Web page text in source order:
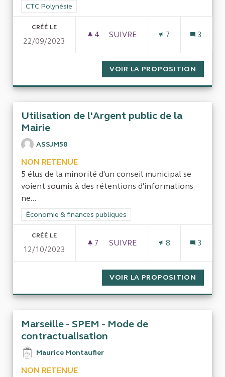
Filtrer les résultats de la catégorie : CTC Polynésie
CTC Polynésie
CRÉÉ LE
22/09/2023
4 4 ABONNÉS
SUIVRE
7 3
VOIR LA PROPOSITION
Utilisation de l'Argent public de la
Mairie
ASSJM58
NON RETENUE
5 élus de la minorité d'un conseil municipal se
voient soumis à des rétentions d'informations
ne...
Filtrer les résultats de la catégorie : Économie & finances
Économie & finances publiques
CRÉÉ LE
12/10/2023
7 7 ABONNÉS
SUIVRE
8 3
VOIR LA PROPOSITION
Marseille - SPEM - Mode de
contractualisation
Maurice Montaufier
NON RETENUE